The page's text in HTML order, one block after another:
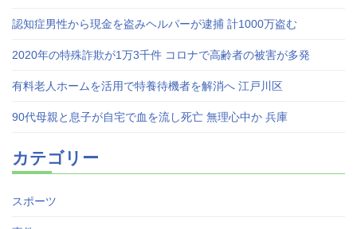
認知症男性から現金を盗みヘルパーが逮捕 計1000万盗む
2020年の特殊詐欺が1万3千件 コロナで高齢者の被害が多発
有料老人ホームを活用で特養待機者を解消へ 江戸川区
90代母親と息子が自宅で血を流し死亡 無理心中か 兵庫
カテゴリー
スポーツ